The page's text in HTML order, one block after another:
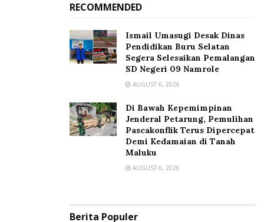
RECOMMENDED
Ismail Umasugi Desak Dinas
Pendidikan Buru Selatan
Segera Selesaikan Pemalangan
SD Negeri 09 Namrole
AUGUST 6, 2026
Di Bawah Kepemimpinan
Jenderal Petarung, Pemulihan
Pascakonflik Terus Dipercepat
Demi Kedamaian di Tanah
Maluku
AUGUST 6, 2026
Berita Populer